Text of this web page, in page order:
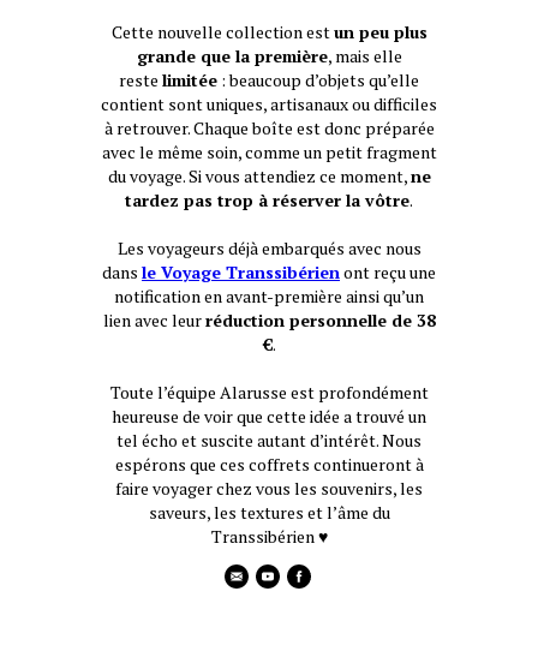
Cette nouvelle collection estun peu plus
grande que la première, mais elle
reste limitée : beaucoup d’objets qu’elle
contient sont uniques, artisanaux ou difficiles
à retrouver. Chaque boîte est donc préparée
avec le même soin, comme un petit fragment
du voyage. Si vous attendiez ce moment,ne
tardez pas trop à réserver la vôtre.
Les voyageurs déjà embarqués avec nous
dans le Voyage Transsibérienont reçu une
notification en avant-première ainsi qu’un
lien avec leurréduction personnelle de 38
€.
Toute l’équipe Alarusse est profondément
heureuse de voir que cette idée a trouvé un
tel écho et suscite autant d’intérêt. Nous
espérons que ces coffrets continueront à
faire voyager chez vous les souvenirs, les
saveurs, les textures et l’âme du
Transsibérien ♥️